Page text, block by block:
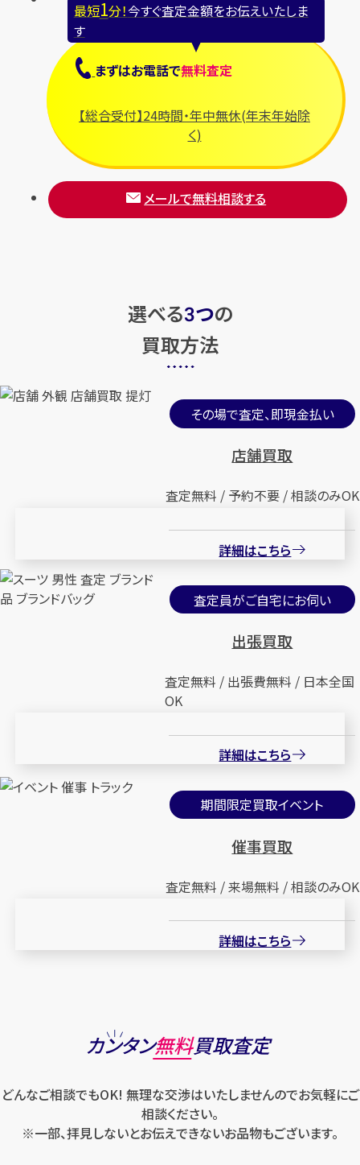
最短1分！今すぐ査定金額をお伝えいたしま
す
まずはお電話で無料査定
【総合受付】24時間・年中無休(年末年始除
く)
メールで無料相談する
選べる3つの
買取方法
その場で査定、即現金払い
店舗買取
査定無料 / 予約不要 / 相談のみOK
詳細はこちら
査定員がご自宅にお伺い
出張買取
査定無料 / 出張費無料 / 日本全国
OK
詳細はこちら
期間限定買取イベント
催事買取
査定無料 / 来場無料 / 相談のみOK
詳細はこちら
カンタン無料買取査定
どんなご相談でもOK! 無理な交渉はいたしませんのでお気軽にご
相談ください。
※一部、拝見しないとお伝えできないお品物もございます。